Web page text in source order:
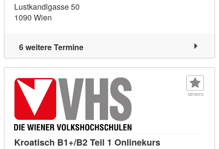
Lustkandlgasse 50
1090 Wien
6 weitere Termine
MERKEN
Kroatisch B1+/B2 Teil 1 OnlinekursKursdetail: